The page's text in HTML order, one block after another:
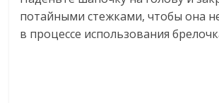
потайными стежками, чтобы она
в процессе использования